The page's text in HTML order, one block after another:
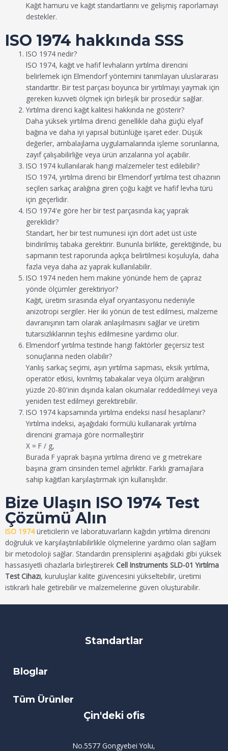
Kağıt hamuru ve kağıt standartlarını ve gelişmiş raporlamayı
destekler.
ISO 1974 hakkında SSS
ISO 1974 nedir?
ISO 1974, kağıt ve hafif levhaların yırtılma direncini
belirlemek için Elmendorf yöntemini tanımlayan uluslararası
standarttır. Bir test parçası boyunca bir yırtılmayı yaymak için
gereken kuvveti ölçmek için birleşik bir prosedür sağlar.
Yırtılma direnci kağıt kalitesi hakkında ne gösterir?
Daha yüksek yırtılma direnci genellikle daha güçlü elyaf
bağına ve daha iyi yapısal bütünlüğe işaret eder. Düşük
değerler, ambalajlama uygulamalarında işleme sorunlarına,
zayıf çalışabilirliğe veya ürün arızalarına yol açabilir.
ISO 1974 kullanılarak hangi malzemeler test edilebilir?
ISO 1974, yırtılma direnci bir Elmendorf yırtılma test cihazının
seçilen sarkaç aralığına giren çoğu kağıt ve hafif levha türü
için geçerlidir.
ISO 1974'e göre her bir test parçasında kaç yaprak
gereklidir?
Standart, her bir test numunesi için dört adet üst üste
bindirilmiş tabaka gerektirir. Bununla birlikte, gerektiğinde, bu
sapmanın test raporunda açıkça belirtilmesi koşuluyla, daha
fazla veya daha az yaprak kullanılabilir.
ISO 1974 neden hem makine yönünde hem de çapraz
yönde ölçümler gerektiriyor?
Kağıt, üretim sırasında elyaf oryantasyonu nedeniyle
anizotropi sergiler. Her iki yönün de test edilmesi, malzeme
davranışının tam olarak anlaşılmasını sağlar ve üretim
tutarsızlıklarının teşhis edilmesine yardımcı olur.
Elmendorf yırtılma testinde hangi faktörler geçersiz test
sonuçlarına neden olabilir?
Yanlış sarkaç seçimi, aşırı yırtılma sapması, eksik yırtılma,
operatör etkisi, kıvrılmış tabakalar veya ölçüm aralığının
yüzde 20-80'inin dışında kalan okumalar reddedilmeyi veya
yeniden test edilmeyi gerektirebilir.
ISO 1974 kapsamında yırtılma endeksi nasıl hesaplanır?
Yırtılma indeksi, aşağıdaki formülü kullanarak yırtılma
direncini gramaja göre normalleştirir
X = F / g,
Burada F yaprak başına yırtılma direnci ve g metrekare
başına gram cinsinden temel ağırlıktır. Farklı gramajlara
sahip kağıtları karşılaştırmak için kullanışlıdır.
Bize Ulaşın ISO 1974 Test
Çözümü Alın
ISO 1974üreticilerin ve laboratuvarların kağıdın yırtılma direncini
doğruluk ve karşılaştırılabilirlikle ölçmelerine yardımcı olan sağlam
bir metodoloji sağlar. Standardın prensiplerini aşağıdaki gibi yüksek
hassasiyetli cihazlarla birleştirerek Cell Instruments SLD-01 Yırtılma
Test Cihazı, kuruluşlar kalite güvencesini yükseltebilir, üretimi
istikrarlı hale getirebilir ve malzemelerine güven oluşturabilir.
Standartlar
Bloglar
Tüm Ürünler
Çin'deki ofis
No.5577 Gongyebei Yolu,